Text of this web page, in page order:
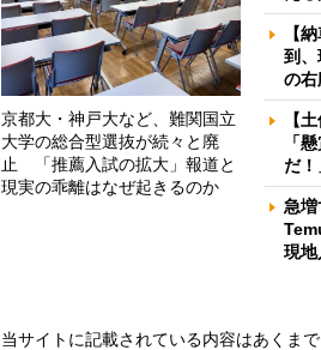
京都大・神戸大など、難関国立
大学の総合型選抜が続々と廃
止 「推薦入試の拡大」報道と
現実の乖離はなぜ起きるのか
【
到
の右
【
「
だ
急
現地
当サイトに記載されている内容はあくま